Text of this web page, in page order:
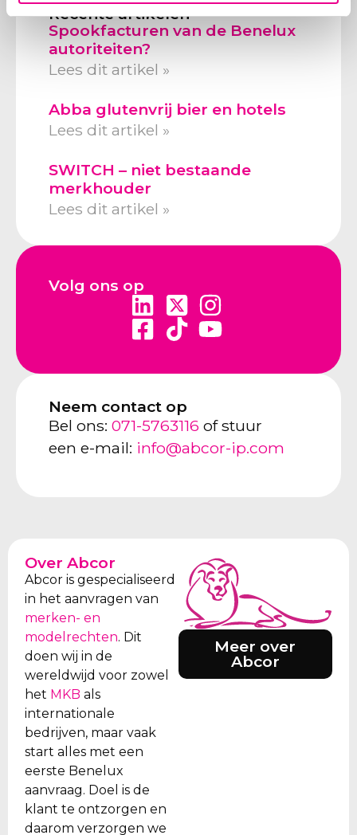
Recente artikelen
Spookfacturen van de Benelux
autoriteiten?
Lees dit artikel »
Abba glutenvrij bier en hotels
Lees dit artikel »
SWITCH – niet bestaande
merkhouder
Lees dit artikel »
Volg ons op
Neem contact op
Bel ons: 071-5763116 of stuur
een e-mail: info@abcor-ip.com
Over Abcor
Abcor is gespecialiseerd
in het aanvragen van
merken- en
modelrechten. Dit
doen wij in de
wereldwijd voor zowel
het MKB als
internationale
bedrijven, maar vaak
start alles met een
eerste Benelux
aanvraag. Doel is de
klant te ontzorgen en
daarom verzorgen we
Meer over
Abcor